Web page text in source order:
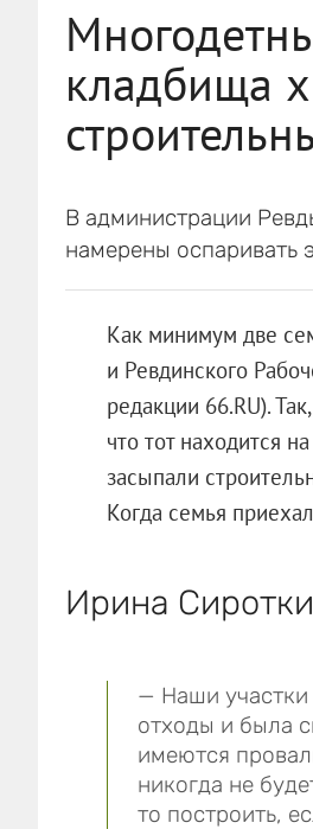
кладбища
В администрации
намерены оспаривать
Как минимум две
и Ревдинского
редакции 66.RU).
что тот находится
засыпали
Когда семья
Ирина
— Наши участки
отходы и была
имеются
никогда не
то построить,